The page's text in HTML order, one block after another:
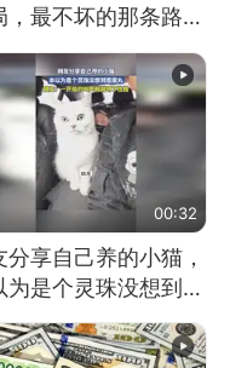
，最不坏的那条路是
00:32
分享自己养的小猫，
为是个灵珠没想到是